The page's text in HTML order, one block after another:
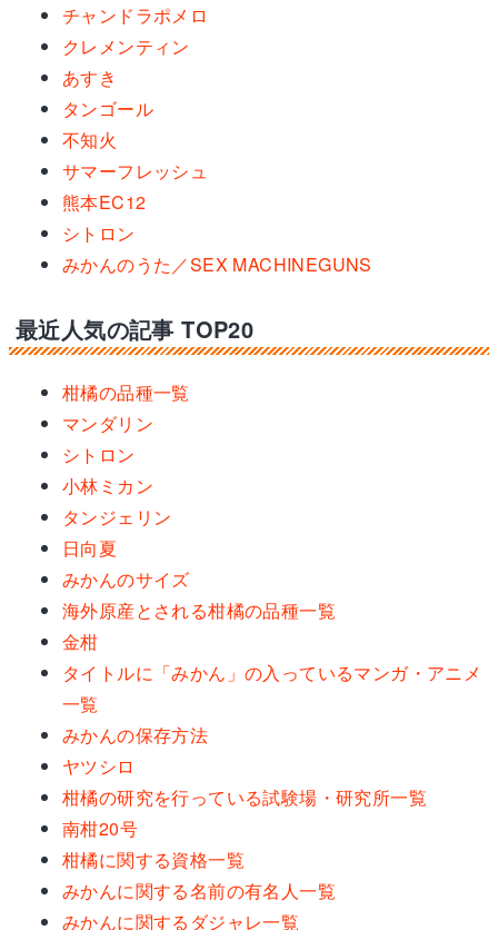
チャンドラポメロ
クレメンティン
あすき
タンゴール
不知火
サマーフレッシュ
熊本EC12
シトロン
みかんのうた／SEX MACHINEGUNS
最近人気の記事 TOP20
柑橘の品種一覧
マンダリン
シトロン
小林ミカン
タンジェリン
日向夏
みかんのサイズ
海外原産とされる柑橘の品種一覧
金柑
タイトルに「みかん」の入っているマンガ・アニメ
一覧
みかんの保存方法
ヤツシロ
柑橘の研究を行っている試験場・研究所一覧
南柑20号
柑橘に関する資格一覧
みかんに関する名前の有名人一覧
みかんに関するダジャレ一覧